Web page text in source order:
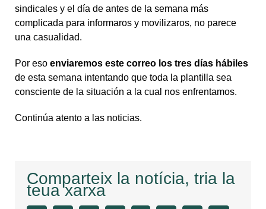
sindicales y el día de antes de la semana más
complicada para informaros y movilizaros, no parece
una casualidad.
Por eso enviaremos este correo los tres días hábiles
de esta semana intentando que toda la plantilla sea
consciente de la situación a la cual nos enfrentamos.
Continúa atento a las noticias.
Comparteix la notícia, tria la
teua xarxa